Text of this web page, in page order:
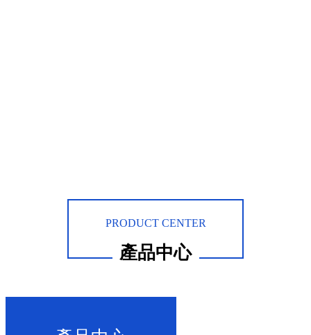
PRODUCT CENTER
產品中心